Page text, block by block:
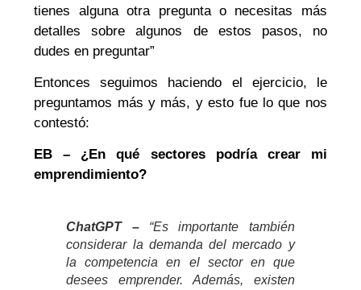
tienes alguna otra pregunta o necesitas más
detalles sobre algunos de estos pasos, no
dudes en preguntar”
Entonces seguimos haciendo el ejercicio, le
preguntamos más y más, y esto fue lo que nos
contestó:
EB – ¿En qué sectores podría crear mi
emprendimiento?
ChatGPT –“Es importante también
considerar la demanda del mercado y
la competencia en el sector en que
desees emprender. Además, existen